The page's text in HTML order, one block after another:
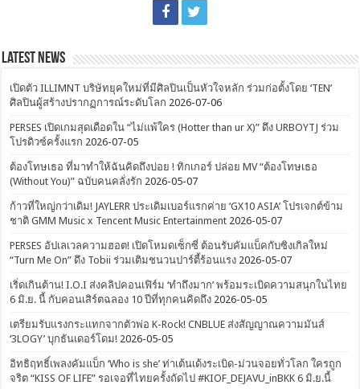
Latest News
เปิดตัว ILLIMNT บริษัทยุคใหม่ที่มีศิลปินเป็นหัวใจหลัก ร่วมก่อตั้งโดย ‘TEN’
ศิลปินผู้สร้างปรากฏการณ์ระดับโลก 2026-07-06
PERSES เปิดเกมสุดเดือดใน “ไม่แพ้ใคร (Hotter than ur X)” ดึง URBOYTJ ร่วม
โปรดิวซ์ครั้งแรก 2026-07-05
ต้องโทษเธอ ที่มาทำให้ฉันคิดถึงบ่อย ! ทิกเกอร์ ปล่อย MV “ต้องโทษเธอ
(Without You)” ฉบับคนคลั่งรัก 2026-05-07
ก้าวที่ใหญ่กว่าเดิม! JAYLERR ประเดิมเบอร์แรกค่าย ‘GX10 ASIA’ โปรเจกต์ข้าม
ชาติ GMM Music x Tencent Music Entertainment 2026-05-07
PERSES อัปเลเวลความฮอต! เปิดโหมดเซ็กซี่ ต้อนรับคัมแบ็คกับซิงเกิลใหม่
“Turn Me On” ดึง Tobii ร่วมเติมชนวนปาร์ตี้ร้อนแรง 2026-05-07
เริ่ดเกินต้าน! I.O.I ส่งคลิปคอนเฟิร์ม ‘ทำถึงมาก’ พร้อมระเบิดความสนุกในไทย
6 มิ.ย. นี้ กับคอนเสิร์ตฉลอง 10 ปีที่ทุกคนคิดถึง 2026-05-05
เตรียมรับแรงกระแทกจากตัวพ่อ K-Rock! CNBLUE ส่งสัญญาณความมันส์
‘3LOGY’ บุกธันเดอร์โดม! 2026-05-05
อิทธิฤทธิ์เพลงคัมแบ็ก ‘Who is she’ ท่าเต้นเด้งระเบิด-ม่วนจอยทั่วโลก ใครถูก
จริต “KISS OF LIFE” รอเจอที่ไทยครั้งถัดไป #KIOF_DEJAVU_inBKK 6 มิ.ย.นี้